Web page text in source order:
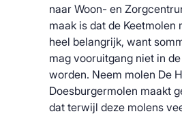
naar Woon- en
maak is dat de
heel belangrijk, want
mag vooruitgang niet in
worden. Neem molen De
Doesburgermolen maakt
dat terwijl deze molens